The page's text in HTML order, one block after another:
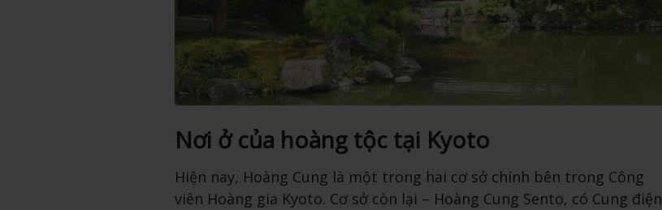
Nơi ở của hoàng tộc tại Kyoto
Hiện nay, Hoàng Cung là một trong hai cơ sở chính bên trong Công
viên Hoàng gia Kyoto. Cơ sở còn lại – Hoàng Cung Sento, có Cung điện